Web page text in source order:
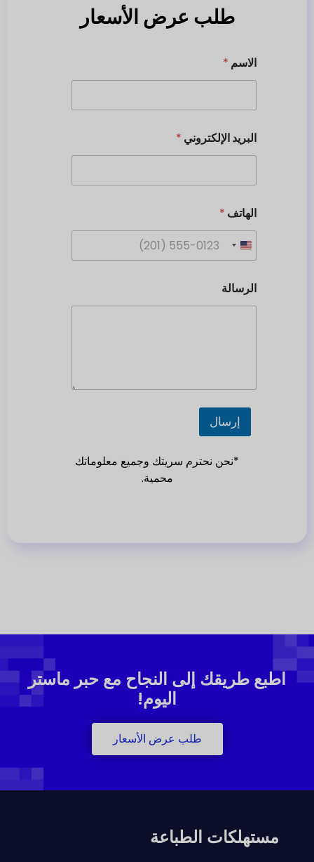
طلب عرض الأسعار
الاسم *
البريد الإلكتروني *
الهاتف *
U
n
t
e
s
الرسالة
إرسال
*نحن نحترم سريتك وجميع معلوماتك
محمية.
اطبع طريقك إلى النجاح مع حبر ماستر
اليوم!
طلب عرض الأسعار
مستهلكات الطباعة